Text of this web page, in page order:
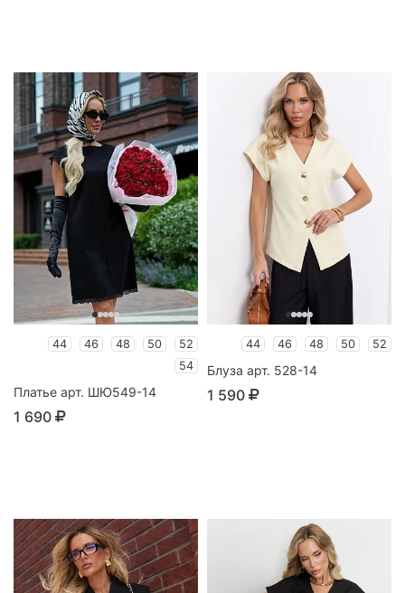
44 46 48 50
52
54
Платье арт. ШЮ549-14
1 690
44 46 48 50 52
Блуза арт. 528-14
1 590